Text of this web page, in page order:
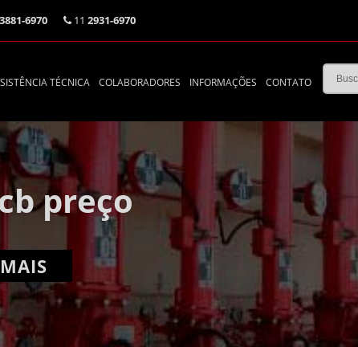
3881-6970 11 2931-6970
TÉCNICA COLABORADORES INFORMAÇÕES CONTATO
sistemas contra